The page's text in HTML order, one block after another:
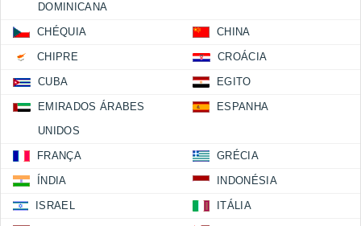
DOMINICANA
CHÉQUIA CHINA
CHIPRE CROÁCIA
CUBA EGITO
EMIRADOS ÁRABES
UNIDOS
ESPANHA
FRANÇA GRÉCIA
ÍNDIA INDONÉSIA
ISRAEL ITÁLIA